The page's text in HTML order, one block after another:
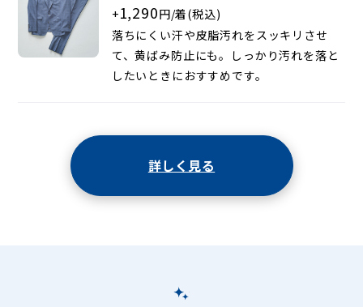
+1,290円/着(税込)
落ちにくい汗や皮脂汚れをスッキリさせ
て、黄ばみ防止にも。しっかり汚れを落と
したいときにおすすめです。
詳しく見る